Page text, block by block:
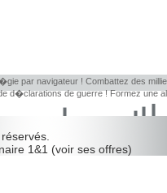
par navigateur ! Combattez des
d�clarations de guerre ! Formez une
réservés.
1&1 (voir ses offres)